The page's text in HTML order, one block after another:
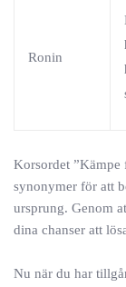
Ronin
Korsordet ”Kämpe
synonymer för att
ursprung. Genom
dina chanser att
Nu när du har